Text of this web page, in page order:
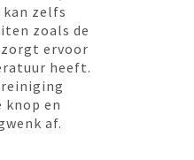
zelfs
zoals de
ervoor
heeft.
knop en
af.